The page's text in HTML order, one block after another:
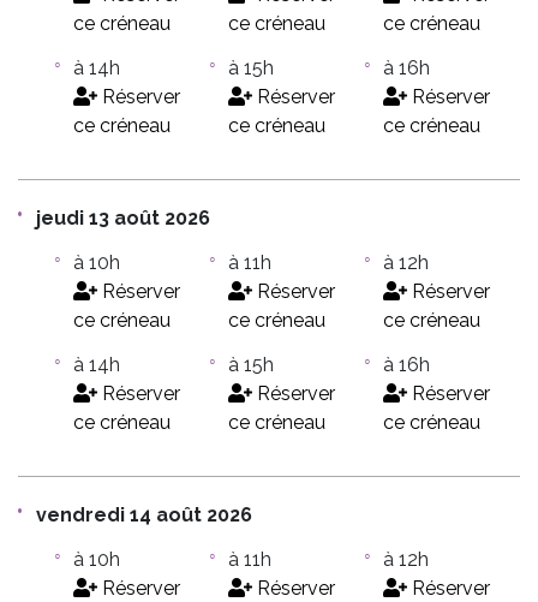
ce créneau
ce créneau
ce créneau
à 14h
Réserver
ce créneau
à 15h
Réserver
ce créneau
à 16h
Réserver
ce créneau
jeudi 13 août 2026
à 10h
Réserver
ce créneau
à 11h
Réserver
ce créneau
à 12h
Réserver
ce créneau
à 14h
Réserver
ce créneau
à 15h
Réserver
ce créneau
à 16h
Réserver
ce créneau
vendredi 14 août 2026
à 10h
Réserver
à 11h
Réserver
à 12h
Réserver